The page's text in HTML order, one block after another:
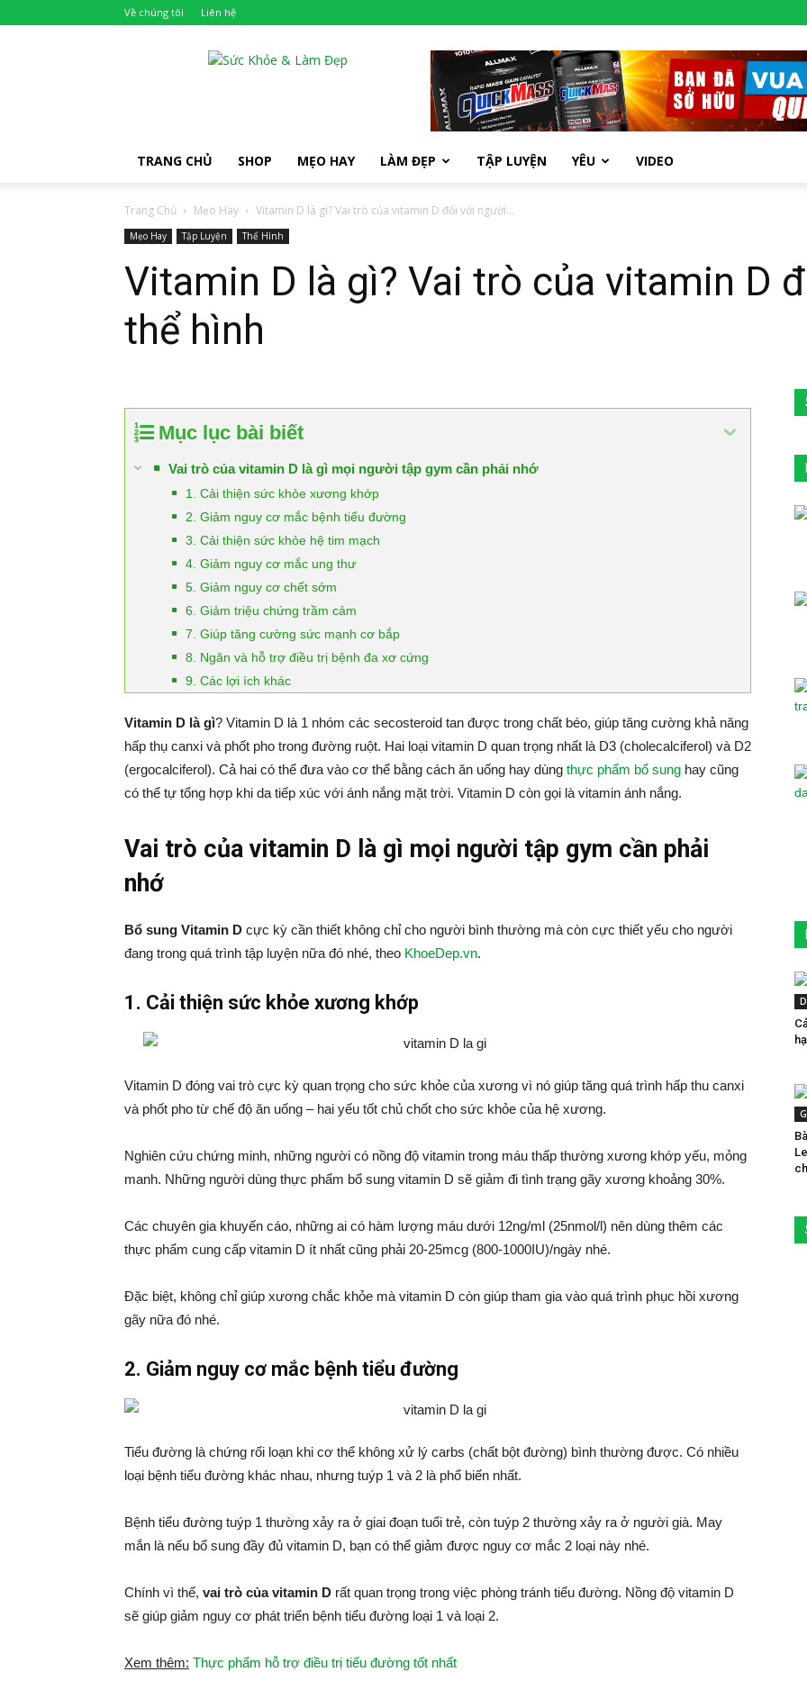
Về chúng tôi Liên hệ
TRANG CHỦ SHOP MẸO HAY LÀM ĐẸP TẬP LUYỆN YÊU VIDEO
Trang Chủ Mẹo Hay Vitamin D là gì? Vai trò của vitamin D đối với người...
Mẹo Hay Tập Luyện Thể Hình
Vitamin D là gì? Vai trò của vitamin D
thể hình
Mục lục bài biết
Vai trò của vitamin D là gì mọi người tập gym cần phải nhớ
1. Cải thiện sức khỏe xương khớp
2. Giảm nguy cơ mắc bệnh tiểu đường
3. Cải thiện sức khỏe hệ tim mạch
4. Giảm nguy cơ mắc ung thư
5. Giảm nguy cơ chết sớm
6. Giảm triệu chứng trầm cảm
7. Giúp tăng cường sức mạnh cơ bắp
8. Ngăn và hỗ trợ điều trị bệnh đa xơ cứng
9. Các lợi ích khác
Vitamin D là gì? Vitamin D là 1 nhóm các secosteroid tan được trong chất béo, giúp tăng cường khả năng
hấp thụ canxi và phốt pho trong đường ruột. Hai loại vitamin D quan trọng nhất là D3 (cholecalciferol) và D2
(ergocalciferol). Cả hai có thể đưa vào cơ thể bằng cách ăn uống hay dùng thực phẩm bổ sung hay cũng
có thể tự tổng hợp khi da tiếp xúc với ánh nắng mặt trời. Vitamin D còn gọi là vitamin ánh nắng.
Vai trò của vitamin D là gì mọi người tập gym cần phải
nhớ
Bổ sung Vitamin D cực kỳ cần thiết không chỉ cho người bình thường mà còn cực thiết yếu cho người
đang trong quá trình tập luyện nữa đó nhé, theo KhoeDep.vn.
1. Cải thiện sức khỏe xương khớp
Vitamin D đóng vai trò cực kỳ quan trọng cho sức khỏe của xương vì nó giúp tăng quá trình hấp thu canxi
và phốt pho từ chế độ ăn uống – hai yếu tốt chủ chốt cho sức khỏe của hệ xương.
Nghiên cứu chứng minh, những người có nồng độ vitamin trong máu thấp thường xương khớp yếu, mỏng
manh. Những người dùng thực phẩm bổ sung vitamin D sẽ giảm đi tình trạng gãy xương khoảng 30%.
Các chuyên gia khuyến cáo, những ai có hàm lượng máu dưới 12ng/ml (25nmol/l) nên dùng thêm các
thực phẩm cung cấp vitamin D ít nhất cũng phải 20-25mcg (800-1000IU)/ngày nhé.
Đặc biệt, không chỉ giúp xương chắc khỏe mà vitamin D còn giúp tham gia vào quá trình phục hồi xương
gãy nữa đó nhé.
2. Giảm nguy cơ mắc bệnh tiểu đường
Tiểu đường là chứng rối loạn khi cơ thể không xử lý carbs (chất bột đường) bình thường được. Có nhiều
loại bệnh tiểu đường khác nhau, nhưng tuýp 1 và 2 là phổ biến nhất.
Bệnh tiểu đường tuýp 1 thường xảy ra ở giai đoạn tuổi trẻ, còn tuýp 2 thường xảy ra ở người già. May
mắn là nếu bổ sung đầy đủ vitamin D, bạn có thể giảm được nguy cơ mắc 2 loại này nhé.
Chính vì thế, vai trò của vitamin D rất quan trọng trong việc phòng tránh tiểu đường. Nồng độ vitamin D
sẽ giúp giảm nguy cơ phát triển bệnh tiểu đường loại 1 và loại 2.
Xem thêm: Thực phẩm hỗ trợ điều trị tiểu đường tốt nhất